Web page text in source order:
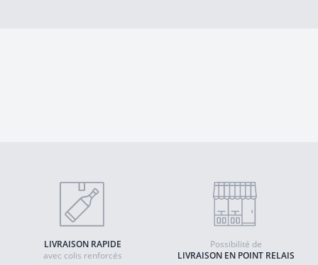
LIVRAISON RAPIDE
avec colis renforcés
LIVRAISON EN POINT RELAIS
Possibilité de